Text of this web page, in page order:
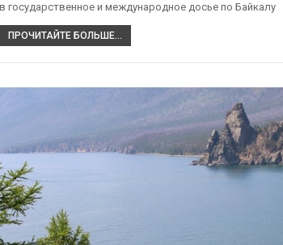
в государственное и международное досье по Байкалу
ПРОЧИТАЙТЕ БОЛЬШЕ...